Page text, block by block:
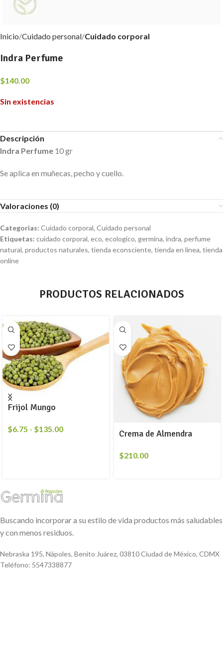
Inicio Cuidado personal Cuidado corporal
Indra Perfume
$140.00
Sin existencias
Descripción
Indra Perfume 10 gr
Se aplica en muñecas, pecho y cuello.
Valoraciones (0)
Categorias: Cuidado corporal, Cuidado personal
Etiquetas: cuidado corporal, eco, ecologico, germina, indra, perfume
natural, productos naturales, tienda econsciente, tienda en linea, tienda
online
PRODUCTOS RELACIONADOS
Frijol Mungo
$6.75 - $135.00 Crema de Almendra
$210.00
Buscando incorporar a su estilo de vida productos más saludables
y con menos residuos.
Nebraska 195, Nápoles, Benito Juárez, 03810 Ciudad de México, CDMX
Teléfono: 5547338877